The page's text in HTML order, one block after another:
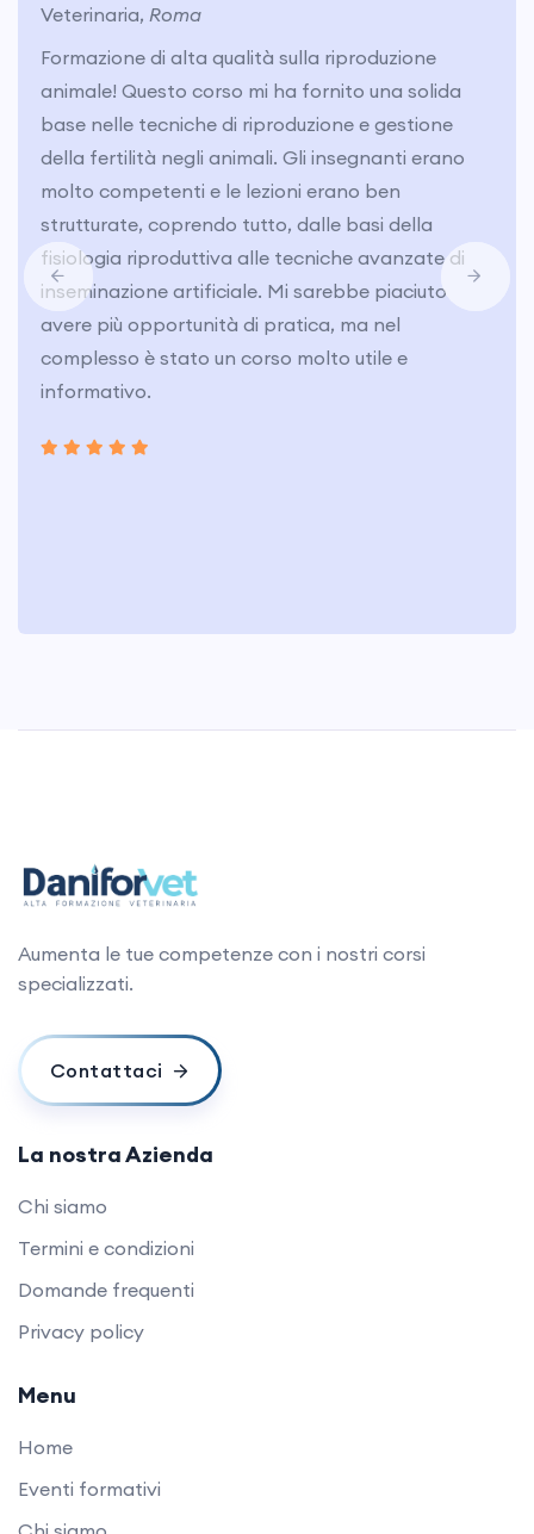
Veterinaria, Roma
Formazione di alta qualità sulla riproduzione
animale! Questo corso mi ha fornito una solida
base nelle tecniche di riproduzione e gestione
della fertilità negli animali. Gli insegnanti erano
molto competenti e le lezioni erano ben
strutturate, coprendo tutto, dalle basi della
fisiologia riproduttiva alle tecniche avanzate di
inseminazione artificiale. Mi sarebbe piaciuto
avere più opportunità di pratica, ma nel
complesso è stato un corso molto utile e
informativo.
Aumenta le tue competenze con i nostri corsi
specializzati.
Contattaci
La nostra Azienda
Chi siamo
Termini e condizioni
Domande frequenti
Privacy policy
Menu
Home
Eventi formativi